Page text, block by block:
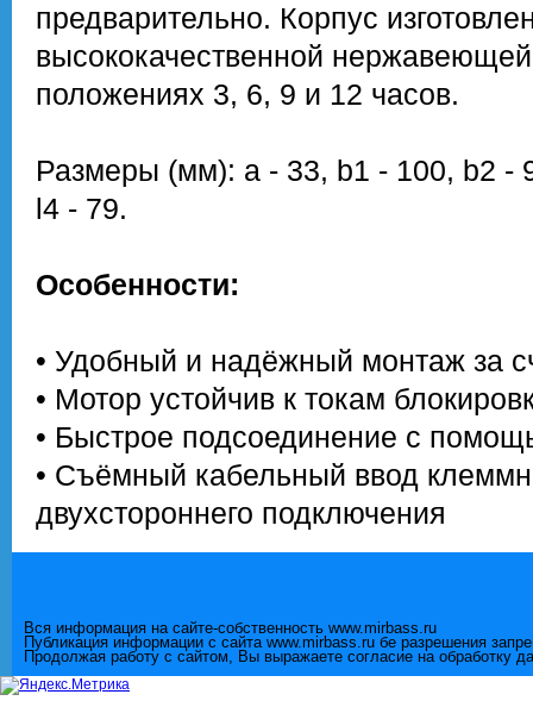
предварительно. Корпус
высококачественной
положениях 3, 6, 9 и 12 часов.
Размеры (мм): a - 33, b1 - 100, b2 -
l4 - 79.
Особенности:
• Удобный и надёжный монтаж за
• Мотор устойчив к токам
• Быстрое подсоединение с
• Съёмный кабельный ввод
двухстороннего подключения
Вся информация на сайте-собственность www.mirbass.ru
Публикация информации с сайта www.mirbass.ru бе разрешения
Продолжая работу с сайтом, Вы выражаете согласие на обработку